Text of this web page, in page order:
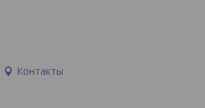
Контакты